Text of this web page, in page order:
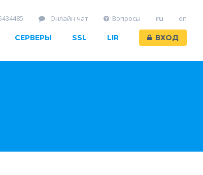
СЕРВЕРЫ SSL LIR ВХОД
Онлайн чат Вопросы ru en